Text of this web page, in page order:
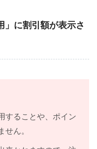
」に割引額が表示さ
することや、ポイン
せん。